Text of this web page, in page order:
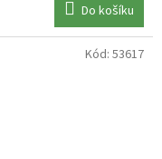
Do košíku
Kód: 53617